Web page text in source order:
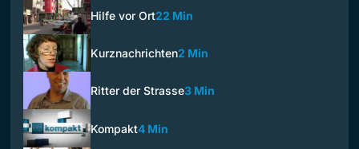
Hilfe vor Ort22 Min
Kurznachrichten2 Min
Ritter der Strasse3 Min
Kompakt4 Min